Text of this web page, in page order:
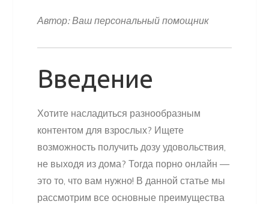
Автор: Ваш персональный помощник
Введение
Хотите насладиться разнообразным
контентом для взрослых? Ищете
возможность получить дозу удовольствия,
не выходя из дома? Тогда порно онлайн —
это то, что вам нужно! В данной статье мы
рассмотрим все основные преимущества